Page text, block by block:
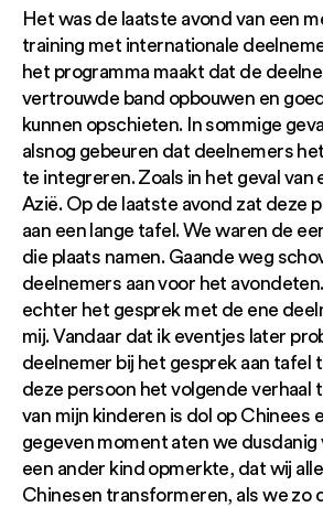
Het was de laatste avond van een
training met internationale
het programma maakt dat de
vertrouwde band opbouwen en
kunnen opschieten. In sommige
alsnog gebeuren dat deelnemers
te integreren. Zoals in het geval van
Azië. Op de laatste avond zat deze
aan een lange tafel. We waren de
die plaats namen. Gaande weg
deelnemers aan voor het
echter het gesprek met de ene
mij. Vandaar dat ik eventjes later
deelnemer bij het gesprek aan tafel
deze persoon het volgende verhaal
van mijn kinderen is dol op Chinees
gegeven moment aten we dusdanig
een ander kind opmerkte, dat wij
Chinesen transformeren, als we zo